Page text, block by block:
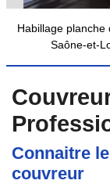
Habillage planche
Saône-et-
Connaitre
couvreur